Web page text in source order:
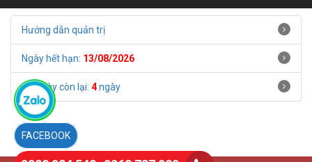
Hướng dẫn quản trị
Ngày hết hạn: 13/08/2026
Số ngày còn lại: 4ngày
FACEBOOK